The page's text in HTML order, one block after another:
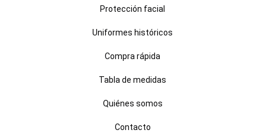
Protección facial
Uniformes históricos
Compra rápida
Tabla de medidas
Quiénes somos
Contacto